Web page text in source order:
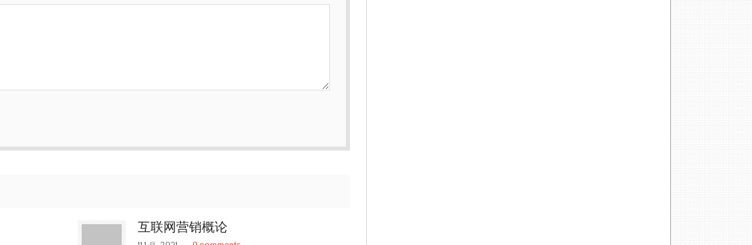
互联网营销概论